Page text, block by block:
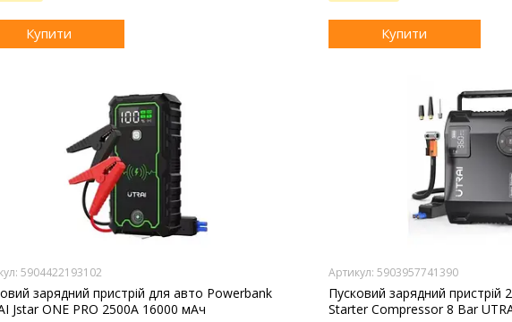
Купити Купити
5904422193102
зарядний пристрій для авто Powerbank
Jstar ONE PRO 2500A 16000 мАч
5903957741390
Пусковий зарядний пристрій
Starter Compressor 8 Bar